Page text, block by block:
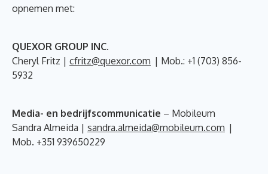
opnemen met:
QUEXOR GROUP INC.
Cheryl Fritz | cfritz@quexor.com | Mob.: +1 (703) 856-
5932
Media- en bedrijfscommunicatie – Mobileum
Sandra Almeida | sandra.almeida@mobileum.com |
Mob. +351 939650229